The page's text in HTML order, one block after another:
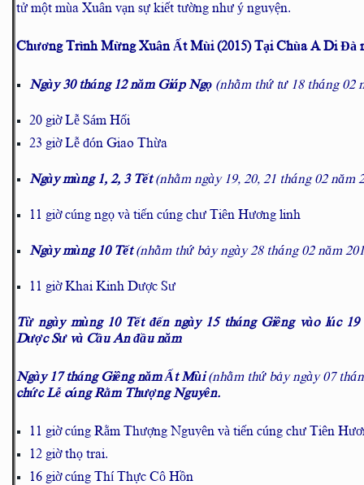
tử một mùa Xuân vạn sự kiết tường như ý nguyện.
Chương Trình Mừng Xuân Ất Mùi (2015) Tại Chùa A Di Đà
Ngày 30 tháng 12 năm Giáp Ngọ (nhằm thứ tư 18 tháng 02
20 giờ Lễ Sám Hối
23 giờ Lễ đón Giao Thừa
Ngày mùng 1, 2, 3 Tết(nhằm ngày 19, 20, 21 tháng 02 năm
11 giờ cúng ngọ và tiến cúng chư Tiên Hương linh
Ngày mùng 10 Tết(nhằm thứ bảy ngày 28 tháng 02 năm
11 giờ Khai Kinh Dược Sư
Từ ngày mùng 10 Tết đến ngày 15 tháng Giêng vào lúc
Dược Sư và Cầu An đầu năm
Ngày 17 tháng Giêng năm Ất Mùi(nhằm thứ bảy ngày 07
chức Lễ cúng Rằm Thượng Nguyên.
11 giờ cúng Rằm Thượng Nguyên và tiến cúng chư Tiên
12 giờ thọ trai.
16 giờ cúng Thí Thực Cô Hồn